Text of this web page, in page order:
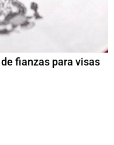
fianzas para visas